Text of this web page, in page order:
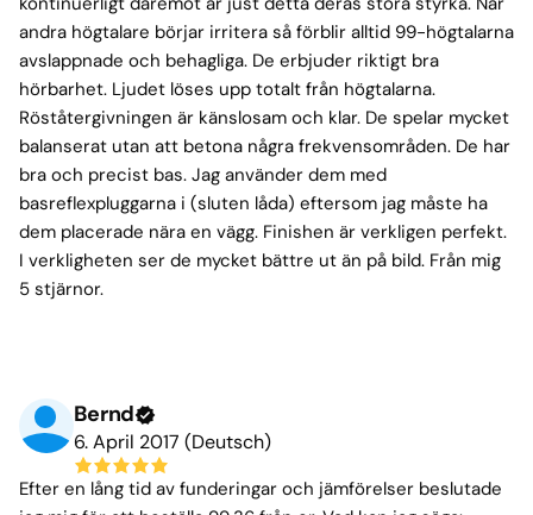
andra högtalare börjar irritera så förblir alltid 99-högtalarna
avslappnade och behagliga. De erbjuder riktigt bra
hörbarhet. Ljudet löses upp totalt från högtalarna.
Röståtergivningen är känslosam och klar. De spelar mycket
balanserat utan att betona några frekvensområden. De har
bra och precist bas. Jag använder dem med
basreflexpluggarna i (sluten låda) eftersom jag måste ha
dem placerade nära en vägg. Finishen är verkligen perfekt.
I verkligheten ser de mycket bättre ut än på bild. Från mig
5 stjärnor.
Bernd
6. April 2017 (Deutsch)
Efter en lång tid av funderingar och jämförelser beslutade